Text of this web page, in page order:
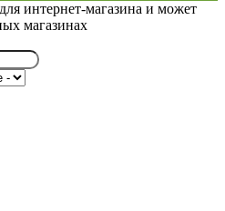
интернет-магазина и может
магазинах